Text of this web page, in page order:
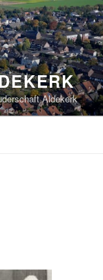
Aldekerk